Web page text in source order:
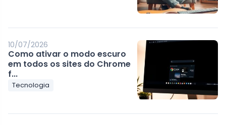
10/07/2026
Como ativar o modo escuro
em todos os sites do Chrome
f...
Tecnologia